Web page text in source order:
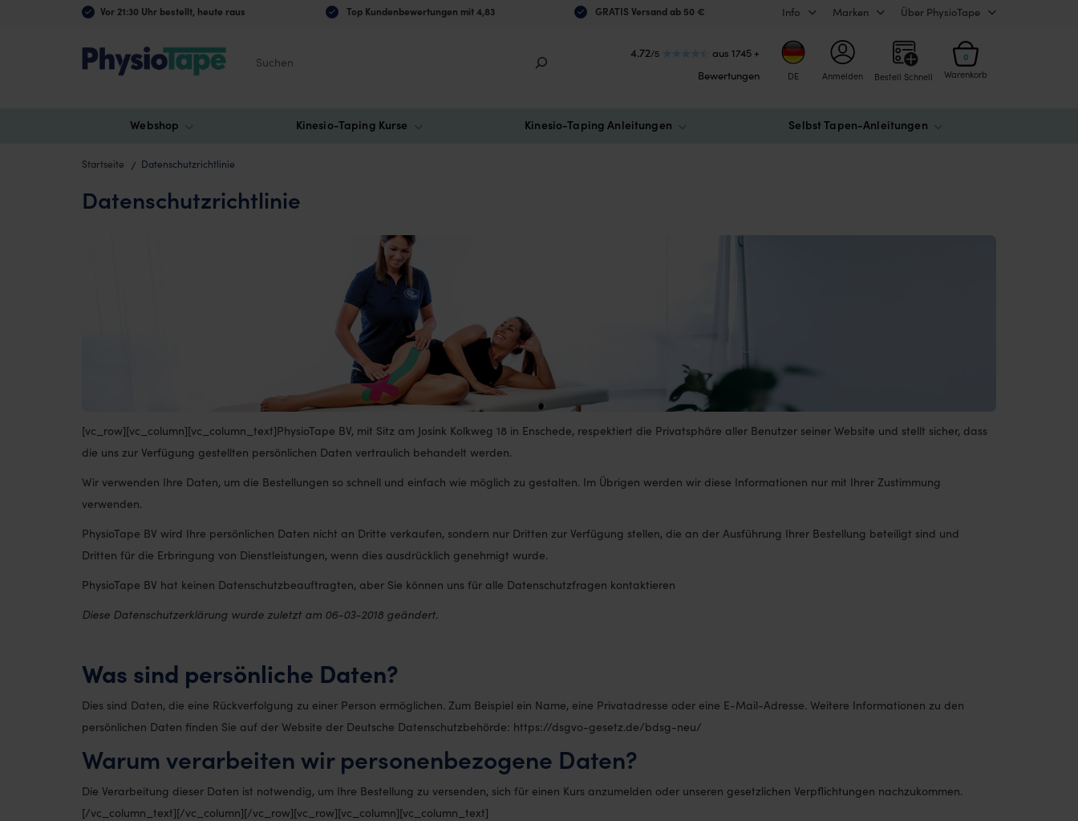
Vor 21:30 Uhr bestellt, heute raus Top Kundenbewertungen mit 4,83 GRATIS Versand ab 50 € Info Marken Über PhysioTape
4.72/5
aus 1745 +
Bewertungen
DE Anmelden Bestell Schnell
0
Warenkorb
Webshop Kinesio-Taping Kurse Kinesio-Taping Anleitungen Selbst Tapen-Anleitungen
Startseite Datenschutzrichtlinie
Datenschutzrichtlinie
[vc_row][vc_column][vc_column_text]PhysioTape BV, mit Sitz am Josink Kolkweg 18 in Enschede, respektiert die Privatsphäre aller Benutzer seiner Website und stellt sicher, dass
die uns zur Verfügung gestellten persönlichen Daten vertraulich behandelt werden.
Wir verwenden Ihre Daten, um die Bestellungen so schnell und einfach wie möglich zu gestalten. Im Übrigen werden wir diese Informationen nur mit Ihrer Zustimmung
verwenden.
PhysioTape BV wird Ihre persönlichen Daten nicht an Dritte verkaufen, sondern nur Dritten zur Verfügung stellen, die an der Ausführung Ihrer Bestellung beteiligt sind und
Dritten für die Erbringung von Dienstleistungen, wenn dies ausdrücklich genehmigt wurde.
PhysioTape BV hat keinen Datenschutzbeauftragten, aber Sie können uns für alle Datenschutzfragen kontaktieren
Diese Datenschutzerklärung wurde zuletzt am 06-03-2018 geändert.
Was sind persönliche Daten?
Dies sind Daten, die eine Rückverfolgung zu einer Person ermöglichen. Zum Beispiel ein Name, eine Privatadresse oder eine E-Mail-Adresse. Weitere Informationen zu den
persönlichen Daten finden Sie auf der Website der Deutsche Datenschutzbehörde: https://dsgvo-gesetz.de/bdsg-neu/
Warum verarbeiten wir personenbezogene Daten?
Die Verarbeitung dieser Daten ist notwendig, um Ihre Bestellung zu versenden, sich für einen Kurs anzumelden oder unseren gesetzlichen Verpflichtungen nachzukommen.
[/vc_column_text][/vc_column][/vc_row][vc_row][vc_column][vc_column_text]